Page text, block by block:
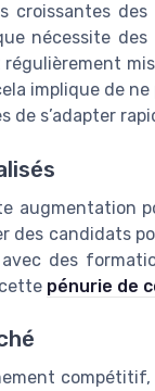
croissantes des
nécessite des
implique de
de s’adapter
augmentation
des candidats
des
pénurie de